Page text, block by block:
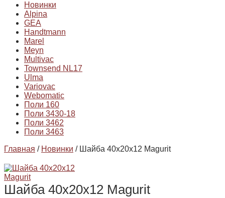
Новинки
Alpina
GEA
Handtmann
Marel
Meyn
Multivac
Townsend NL17
Ulma
Variovac
Webomatic
Поли 160
Поли 3430-18
Поли 3462
Поли 3463
Главная / Новинки / Шайба 40х20х12 Magurit
Шайба 40х20х12 Magurit